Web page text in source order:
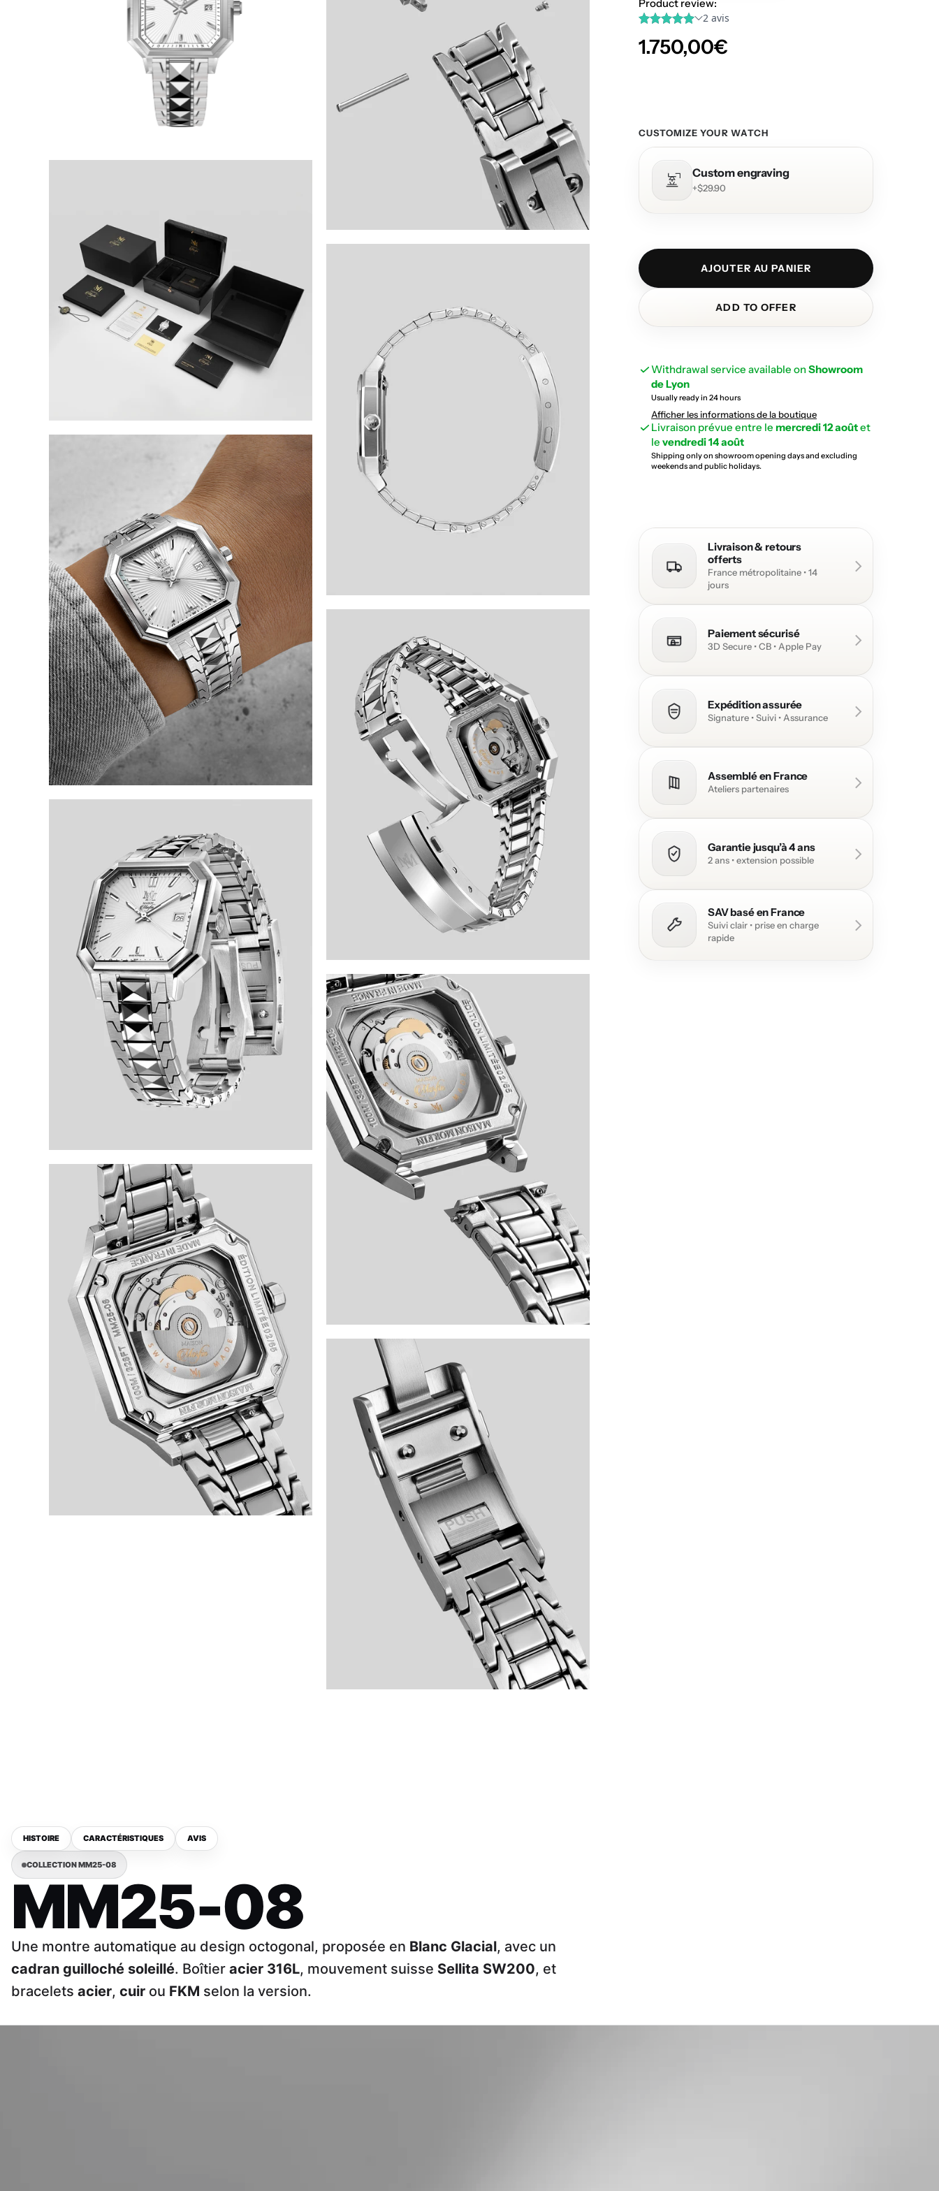
Product review:
1.750,00€
CUSTOMIZE YOUR WATCH
Custom engraving
+$29.90
AJOUTER AU PANIER
ADD TO OFFER
Withdrawal service available on Showroom
de Lyon
Usually ready in 24 hours
Afficher les informations de la boutique
Livraison prévue entre le mercredi 12 aoûtet
le vendredi 14 août
Shipping only on showroom opening days and excluding
weekends and public holidays.
Livraison & retours
offerts
France métropolitaine • 14
jours
Paiement sécurisé
3D Secure • CB • Apple Pay
Expédition assurée
Signature • Suivi • Assurance
Assemblé en France
Ateliers partenaires
Garantie jusqu’à 4 ans
2 ans • extension possible
SAV basé en France
Suivi clair • prise en charge
rapide
HISTOIRE CARACTÉRISTIQUES AVIS
COLLECTION MM25-08
MM25-08
Une montre automatique au design octogonal, proposée en Blanc Glacial, avec un
cadran guilloché soleillé. Boîtier acier 316L, mouvement suisse Sellita SW200, et
bracelets acier, cuir ou FKM selon la version.